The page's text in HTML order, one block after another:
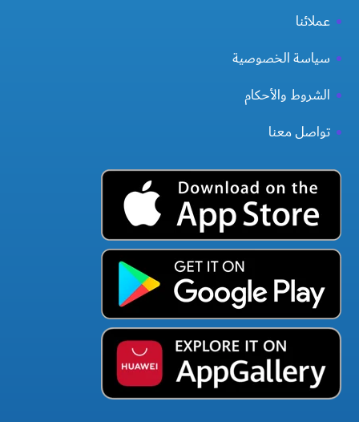
عملائنا
سياسة الخصوصية
الشروط والأحكام
تواصل معنا